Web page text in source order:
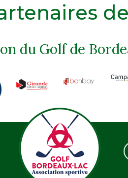
de
du Golf de